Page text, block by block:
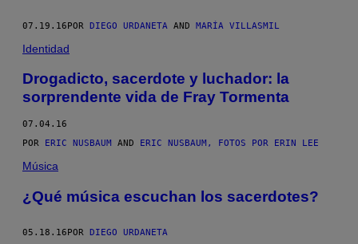
07.19.16POR DIEGO URDANETA AND MARÍA VILLASMIL
Identidad
Drogadicto, sacerdote y luchador: la
sorprendente vida de Fray Tormenta
07.04.16
POR
ERIC NUSBAUM AND ERIC NUSBAUM, FOTOS POR ERIN LEE
Música
¿Qué música escuchan los sacerdotes?
05.18.16POR DIEGO URDANETA